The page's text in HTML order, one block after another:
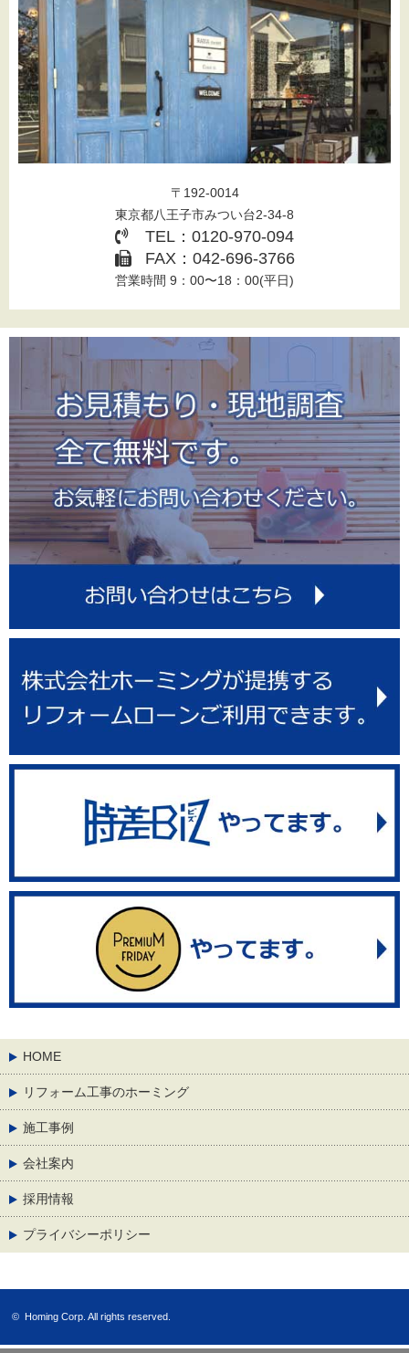
〒192-0014
東京都八王子市みつい台2-34-8
TEL：0120-970-094
FAX：042-696-3766
営業時間 9：00〜18：00(平日)
HOME
リフォーム工事のホーミング
施工事例
会社案内
採用情報
プライバシーポリシー
© Homing Corp. All rights reserved.